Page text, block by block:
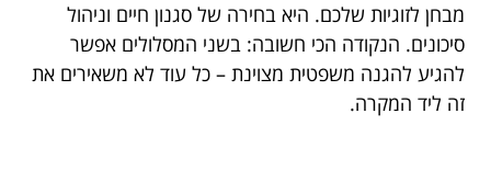
מבחן לזוגיות שלכם. היא בחירה של סגנון חיים וניהול
סיכונים. הנקודה הכי חשובה: בשני המסלולים אפשר
להגיע להגנה משפטית מצוינת – כל עוד לא משאירים את
זה ליד המקרה.